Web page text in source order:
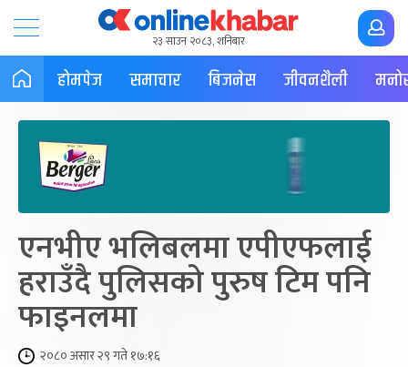
२३ साउन २०८३, शनिबार
होमपेज समाचार बिजनेस जीवनशैली
एनभीए भलिबलमा एपीएफलाई
हराउँदै पुलिसको पुरुष टिम पनि
फाइनलमा
२०८० असार २९ गते १७:१६